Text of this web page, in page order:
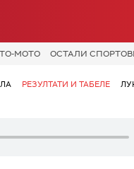
МОТО ОСТАЛИ
РЕЗУЛТАТИ И ТАБЕЛЕ